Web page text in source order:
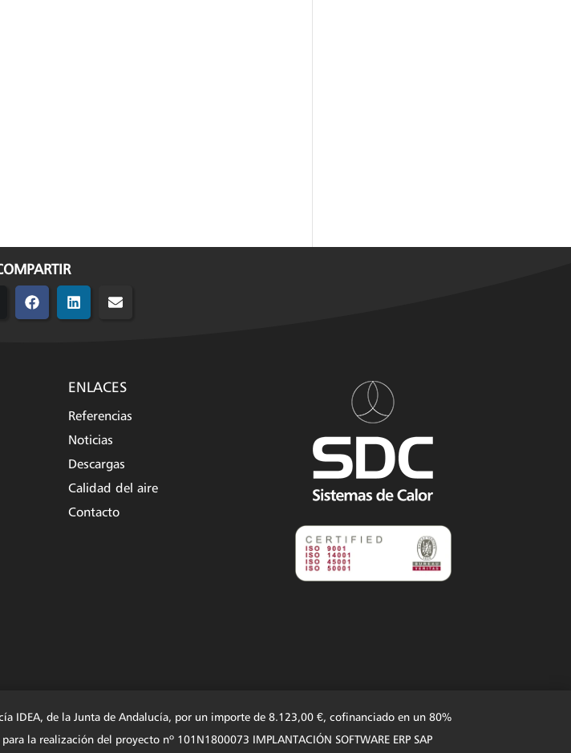
Compartir
en
Compartir
en
Compartir
ENLACES
Referencias
Noticias
Descargas
Calidad del aire
Contacto
IDEA, de la Junta de Andalucía, por un importe de 8.123,00 €, cofinanciado en un 80%
la realización del proyecto nº 101N1800073 IMPLANTACIÓN SOFTWARE ERP SAP